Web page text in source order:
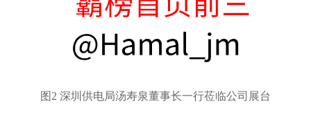
图 2 深圳供电局汤寿泉董事长一行莅临公司展台